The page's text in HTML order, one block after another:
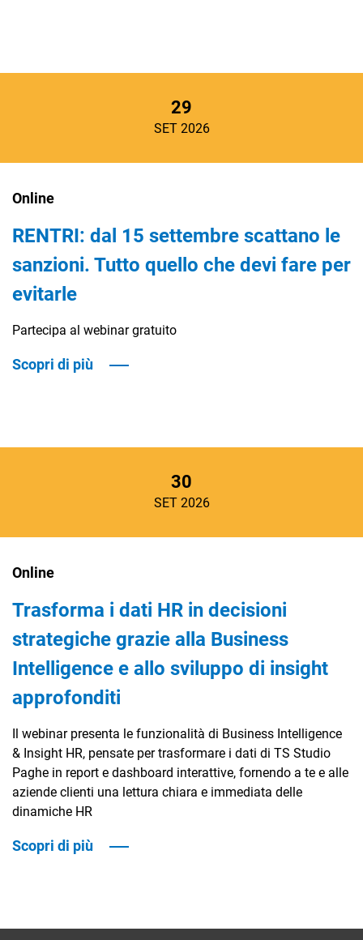
29
SET 2026
Online
RENTRI: dal 15 settembre scattano le
sanzioni. Tutto quello che devi fare per
evitarle
Partecipa al webinar gratuito
Scopri di più
30
SET 2026
Online
Trasforma i dati HR in decisioni
strategiche grazie alla Business
Intelligence e allo sviluppo di insight
approfonditi
Il webinar presenta le funzionalità di Business Intelligence
& Insight HR, pensate per trasformare i dati di TS Studio
Paghe in report e dashboard interattive, fornendo a te e alle
aziende clienti una lettura chiara e immediata delle
dinamiche HR
Scopri di più